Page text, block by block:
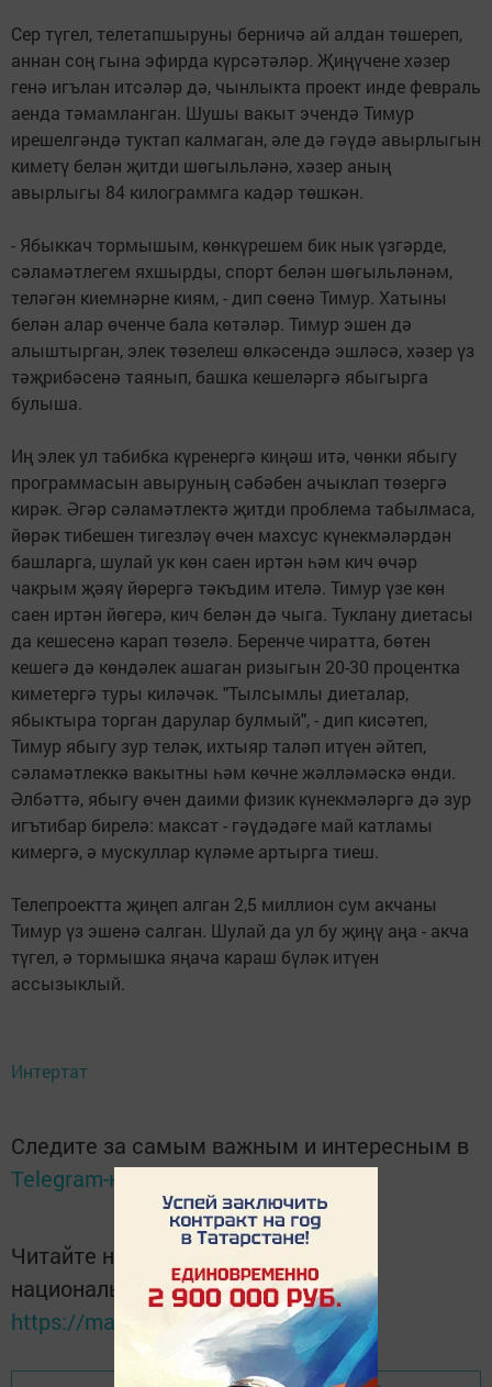
Сер түгел, телетапшыруны берничә ай алдан төшереп,
аннан соң гына эфирда күрсәтәләр. Җиңүчене хәзер
генә игълан итсәләр дә, чынлыкта проект инде февраль
аенда тәмамланган. Шушы вакыт эчендә Тимур
ирешелгәндә туктап калмаган, әле дә гәүдә авырлыгын
киметү белән җитди шөгыльләнә, хәзер аның
авырлыгы 84 килограммга кадәр төшкән.
- Ябыккач тормышым, көнкүрешем бик нык үзгәрде,
сәламәтлегем яхшырды, спорт белән шөгыльләнәм,
теләгән киемнәрне киям, - дип сөенә Тимур. Хатыны
белән алар өченче бала көтәләр. Тимур эшен дә
алыштырган, элек төзелеш өлкәсендә эшләсә, хәзер үз
тәҗрибәсенә таянып, башка кешеләргә ябыгырга
булыша.
Иң элек ул табибка күренергә киңәш итә, чөнки ябыгу
программасын авыруның сәбәбен ачыклап төзергә
кирәк. Әгәр сәламәтлектә җитди проблема табылмаса,
йөрәк тибешен тигезләү өчен махсус күнекмәләрдән
башларга, шулай ук көн саен иртән һәм кич өчәр
чакрым җәяү йөрергә тәкъдим ителә. Тимур үзе көн
саен иртән йөгерә, кич белән дә чыга. Туклану диетасы
да кешесенә карап төзелә. Беренче чиратта, бөтен
кешегә дә көндәлек ашаган ризыгын 20-30 процентка
киметергә туры киләчәк. "Тылсымлы диеталар,
ябыктыра торган дарулар булмый", - дип кисәтеп,
Тимур ябыгу зур теләк, ихтыяр таләп итүен әйтеп,
сәламәтлеккә вакытны һәм көчне жәлләмәскә өнди.
Әлбәттә, ябыгу өчен даими физик күнекмәләргә дә зур
игътибар бирелә: максат - гәүдәдәге май катламы
кимергә, ә мускуллар күләме артырга тиеш.
Телепроектта җиңеп алган 2,5 миллион сум акчаны
Тимур үз эшенә салган. Шулай да ул бу җиңү аңа - акча
түгел, ә тормышка яңача караш бүләк итүен
ассызыклый.
Интертат
Следите за самым важным и интересным в
Telegram-канале
Читайте новости Татарстана в
национальном мессенджере MАХ:
https://max.ru/tatmedia